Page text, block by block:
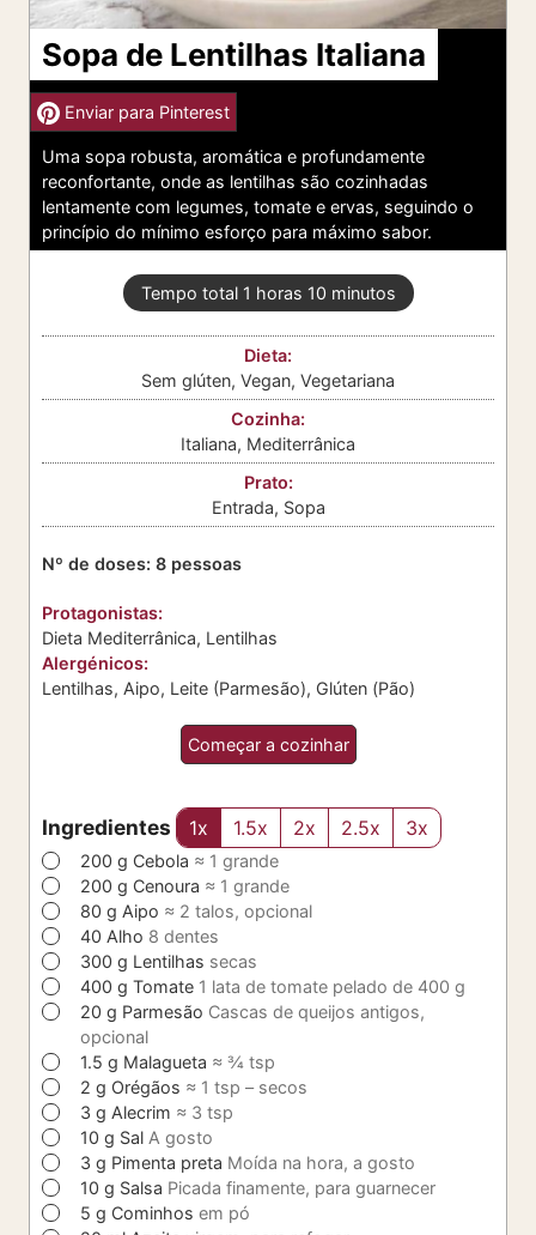
Sopa de Lentilhas Italiana
Enviar para Pinterest
Uma sopa robusta, aromática e profundamente
reconfortante, onde as lentilhas são cozinhadas
lentamente com legumes, tomate e ervas, seguindo o
princípio do mínimo esforço para máximo sabor.
Tempo total 1 h
o
r
a
horas 10m
i
n
t
s
minutos
Dieta:
Sem glúten, Vegan, Vegetariana
Cozinha:
Italiana, Mediterrânica
Prato:
Entrada, Sopa
Nº de doses: 8 pessoas
Protagonistas:
Dieta Mediterrânica, Lentilhas
Alergénicos:
Lentilhas, Aipo, Leite (Parmesão), Glúten (Pão)
Começar a cozinhar
Ingredientes 1x 1.5x 2x 2.5x 3x
▢
200 g Cebola ≈ 1 grande
▢
200 g Cenoura ≈ 1 grande
▢
80 g Aipo ≈ 2 talos, opcional
▢
40 Alho 8 dentes
▢
300 g Lentilhas secas
▢
400 g Tomate 1 lata de tomate pelado de 400 g
▢
20 g Parmesão Cascas de queijos antigos,
opcional
▢1.5 g Malagueta ≈ ¾ tsp
▢
2 g Orégãos ≈ 1 tsp – secos
▢
3 g Alecrim ≈ 3 tsp
▢10 g Sal A gosto
▢
3 g Pimenta preta Moída na hora, a gosto
▢10 g Salsa Picada finamente, para guarnecer
▢
5 g Cominhos em pó